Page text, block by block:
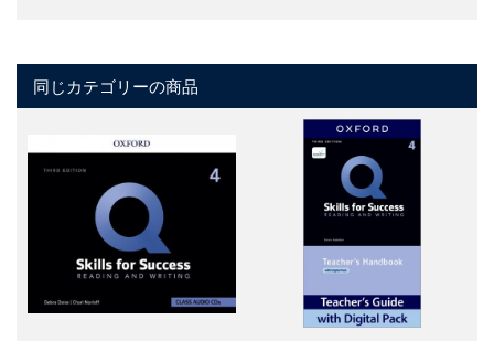
同じカテゴリーの商品